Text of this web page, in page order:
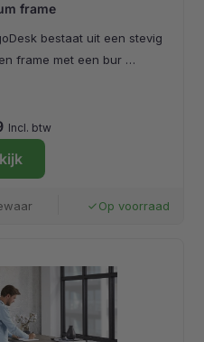
frame
bestaat uit een stevig
frame met een bur …
Incl. btw
done Op voorraad